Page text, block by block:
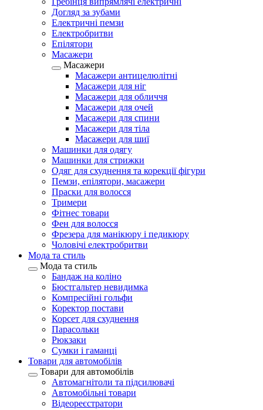
Догляд за зубами
Електричні пемзи
Електробритви
Епілятори
Масажери
Масажери
Масажери антицелюлітні
Масажери для ніг
Масажери для обличчя
Масажери для очей
Масажери для спини
Масажери для тіла
Масажери для шиї
Машинки для одягу
Машинки для стрижки
Одяг для схуднення та корекції фігури
Пемзи, епілятори, масажери
Праски для волосся
Тримери
Фітнес товари
Фен для волосся
Фрезера для манікюру і педикюру
Чоловічі електробритви
Мода та стиль
Мода та стиль
Бандаж на коліно
Бюстгальтер невидимка
Компресійні гольфи
Коректор постави
Корсет для схуднення
Парасольки
Рюкзаки
Сумки і гаманці
Товари для автомобілів
Товари для автомобілів
Автомагнітоли та підсилювачі
Автомобільні товари
Відеореєстратори